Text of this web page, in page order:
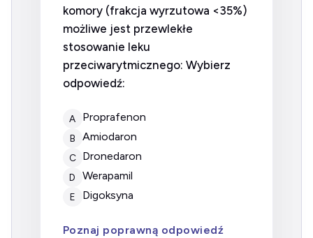
komory (frakcja wyrzutowa <35%)
możliwe jest przewlekłe
stosowanie leku
przeciwarytmicznego: Wybierz
odpowiedź:
A proprafenon
B amiodaron
C dronedaron
D werapamil
E digoksyna
Poznaj poprawną odpowiedź